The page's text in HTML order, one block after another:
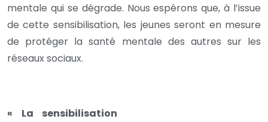
mentale qui se dégrade. Nous espérons que, à l’issue
de cette sensibilisation, les jeunes seront en mesure
de protéger la santé mentale des autres sur les
réseaux sociaux.
« La sensibilisation